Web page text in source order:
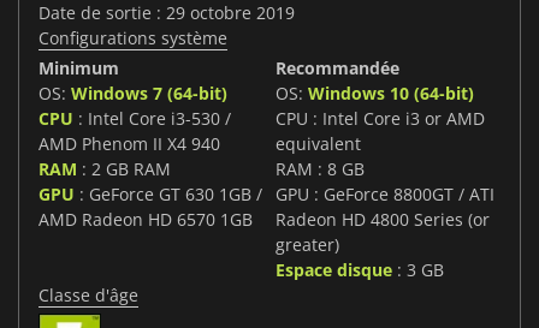
Date de sortie : 29 octobre 2019
Configurations système
Minimum
OS: Windows 7 (64-bit)
CPU : Intel Core i3-530 /
AMD Phenom II X4 940
RAM : 2 GB RAM
GPU : GeForce GT 630 1GB /
AMD Radeon HD 6570 1GB
Recommandée
OS: Windows 10 (64-bit)
CPU : Intel Core i3 or AMD
equivalent
RAM : 8 GB
GPU : GeForce 8800GT / ATI
Radeon HD 4800 Series (or
greater)
Espace disque : 3 GB
Classe d'âge